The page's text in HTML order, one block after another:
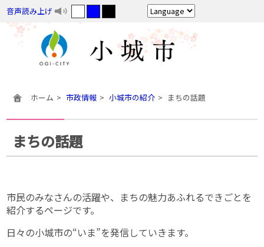
音声読み上げ
ホーム 市政情報 小城市の紹介 まちの話題
まちの話題
市民のみなさんの活躍や、まちの魅力あふれるできごとを
紹介するページです。
日々の小城市の“いま”を発信していきます。